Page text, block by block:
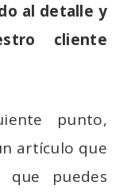
al detalle y
cliente
punto,
artículo que
puedes